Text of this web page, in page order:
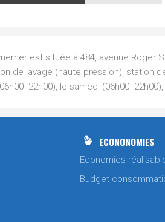
est située à 484, avenue
de lavage (haute pression), station
-22h00), le samedi (06h00 -
ECONONOMIES
Economies
Budget